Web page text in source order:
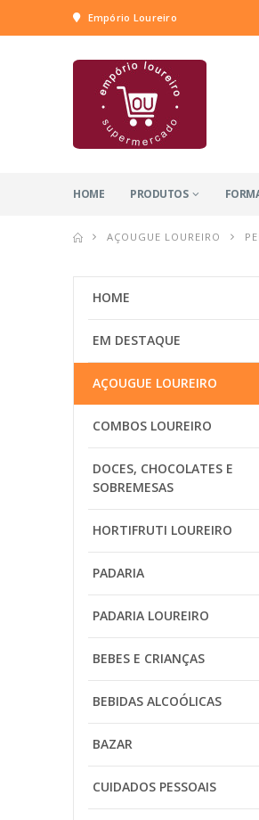
Empório Loureiro
HOME PRODUTOS
AÇOUGUE LOUREIRO
HOME
EM DESTAQUE
AÇOUGUE LOUREIRO
COMBOS LOUREIRO
DOCES, CHOCOLATES E
SOBREMESAS
HORTIFRUTI LOUREIRO
PADARIA
PADARIA LOUREIRO
BEBES E CRIANÇAS
BEBIDAS ALCOÓLICAS
BAZAR
CUIDADOS PESSOAIS